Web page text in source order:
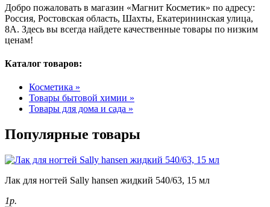
Добро пожаловать в магазин «Магнит Косметик» по адресу:
Россия, Ростовская область, Шахты, Екатерининская улица,
8А. Здесь вы всегда найдете качественные товары по низким
ценам!
Каталог товаров:
Косметика »
Товары бытовой химии »
Товары для дома и сада »
Популярные товары
Лак для ногтей Sally hansen жидкий 540/63, 15 мл
1р.